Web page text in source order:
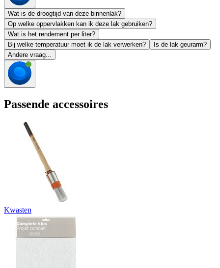
Wat is de droogtijd van deze binnenlak?
Op welke oppervlakken kan ik deze lak gebruiken?
Wat is het rendement per liter?
Bij welke temperatuur moet ik de lak verwerken?
Is de lak geurarm?
Andere vraag...
Passende accessoires
Kwasten